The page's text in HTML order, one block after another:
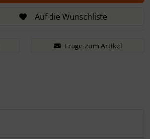
Auf die Wunschliste
Frage zum Artikel